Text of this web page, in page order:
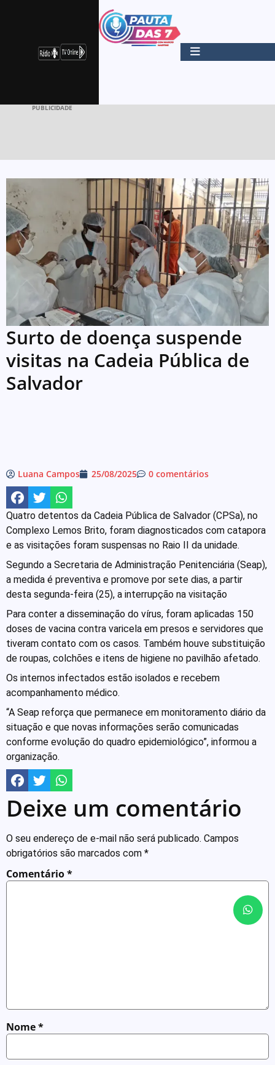
PUBLICIDADE
Surto de doença suspende
visitas na Cadeia Pública de
Salvador
Luana Campos 25/08/2025 0 comentários
Quatro detentos da Cadeia Pública de Salvador (CPSa), no
Complexo Lemos Brito, foram diagnosticados com catapora
e as visitações foram suspensas no Raio II da unidade.
Segundo a Secretaria de Administração Penitenciária (Seap),
a medida é preventiva e promove por sete dias, a partir
desta segunda-feira (25), a interrupção na visitação
Para conter a disseminação do vírus, foram aplicadas 150
doses de vacina contra varicela em presos e servidores que
tiveram contato com os casos. Também houve substituição
de roupas, colchões e itens de higiene no pavilhão afetado.
Os internos infectados estão isolados e recebem
acompanhamento médico.
“A Seap reforça que permanece em monitoramento diário da
situação e que novas informações serão comunicadas
conforme evolução do quadro epidemiológico”, informou a
organização.
Deixe um comentário
O seu endereço de e-mail não será publicado. Campos
obrigatórios são marcados com *
Comentário*
Nome*